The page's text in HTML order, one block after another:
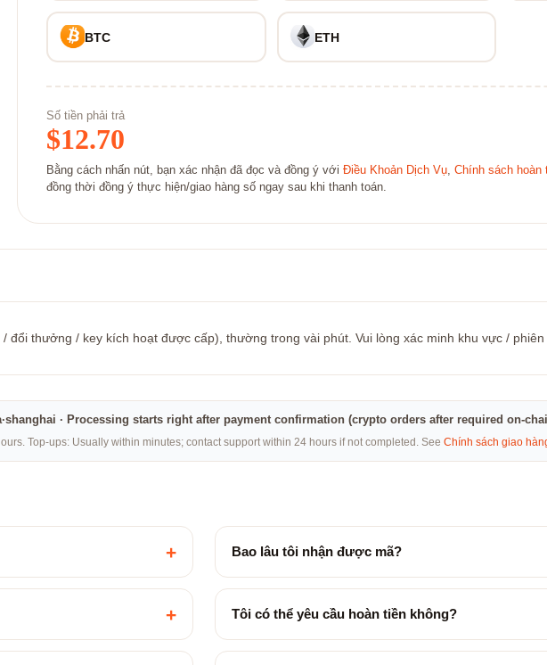
BTC ETH
Số tiền phải trả
$12.70
Bằng cách nhấn nút, bạn xác nhận đã đọc và đồng ý với Điều Khoản Dịch Vụ, Chính sách hoàn
đồng thời đồng ý thực hiện/giao hàng số ngay sau khi thanh toán.
đổi thưởng / key kích hoạt được cấp), thường trong vài phút. Vui lòng xác minh khu vực /
· Processing starts right after payment confirmation (crypto orders after required on-
Top-ups: Usually within minutes; contact support within 24 hours if not completed. See Chính sách giao
+ Bao lâu tôi nhận được mã?
+ Tôi có thể yêu cầu hoàn tiền không?